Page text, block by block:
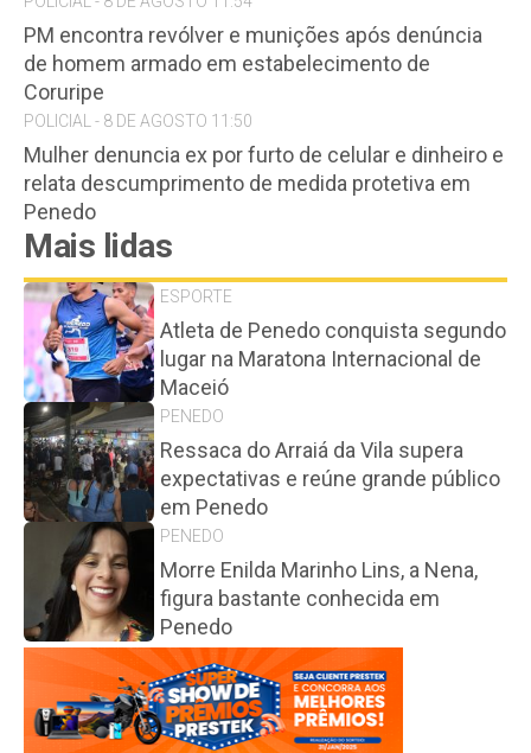
PM encontra revólver e munições após denúncia
de homem armado em estabelecimento de
Coruripe
POLICIAL - 8 DE AGOSTO 11:50
Mulher denuncia ex por furto de celular e dinheiro e
relata descumprimento de medida protetiva em
Penedo
Mais lidas
ESPORTE
Atleta de Penedo conquista segundo
lugar na Maratona Internacional de
Maceió
PENEDO
Ressaca do Arraiá da Vila supera
expectativas e reúne grande público
em Penedo
PENEDO
Morre Enilda Marinho Lins, a Nena,
figura bastante conhecida em
Penedo